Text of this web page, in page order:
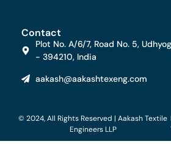
Contact
Plot No. A/6/7, Road No. 5,
- 394210, India
aakash@aakashtexeng.com
© 2024, All Rights Reserved | Aakash Textile
Engineers LLP